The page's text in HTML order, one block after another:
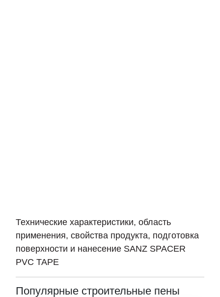
Технические характеристики, область
применения, свойства продукта, подготовка
поверхности и нанесение SANZ SPACER
PVC TAPE
Популярные строительные пены